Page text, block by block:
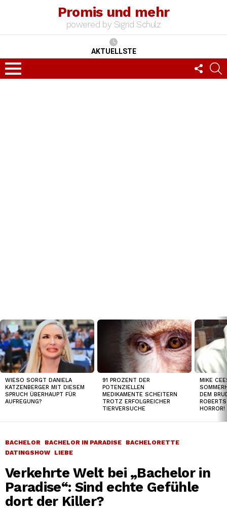
Promis und mehr
powered by Sigrid Schulz
AKTUELLSTE
Menu
US
TOP
NEWS
WIESO SORGT DANIELA
KATZENBERGER MIT DIESEM
SPRUCH ÜBERHAUPT FÜR
AUFREGUNG?
91 PROZENT DER
POTENZIELLEN
MEDIKAMENTE SCHEITERN
TROTZ ERFOLGREICHER
TIERVERSUCHE
MIKE
DEM
HORROR!
BACHELOR BACHELOR IN PARADISE
BACHELORETTE
DATINGSHOW
LIEBE
Verkehrte Welt bei „Bachelor in
Paradise“: Sind echte Gefühle
dort der Killer?